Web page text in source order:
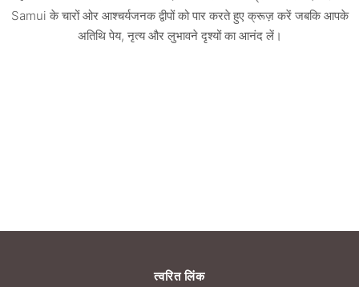
Samui के चारों ओर आश्चर्यजनक द्वीपों को पार करते हुए क्रूज़ करें जबकि आपके
अतिथि पेय, नृत्य और लुभावने दृश्यों का आनंद लें।
त्वरित लिंक